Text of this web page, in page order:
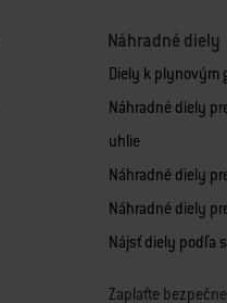
Náhradné diely
Diely k plynovým
Náhradné diely
uhlie
Náhradné diely
Náhradné diely
Nájsť diely podľa
Zaplaťte